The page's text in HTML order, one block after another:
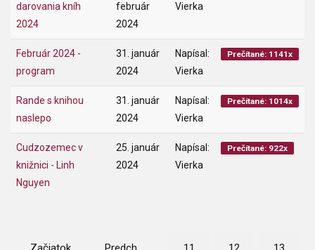
darovania kníh
2024
február
2024
Vierka
Február 2024 -
program
31. január
2024
Napísal:
Vierka
Prečítané: 1141x
Rande s knihou
naslepo
31. január
2024
Napísal:
Vierka
Prečítané: 1014x
Cudzozemec v
knižnici - Linh
Nguyen
25. január
2024
Napísal:
Vierka
Prečítané: 922x